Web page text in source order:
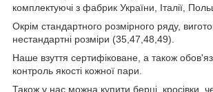
комплектуючі з фабрик України, Італії,
Окрім стандартного розмірного ряду,
нестандартні розміри (35,47,48,49).
Наше взуття сертифіковане, а також
контроль якості кожної пари.
Також у нас можна купити берці, кросівки,